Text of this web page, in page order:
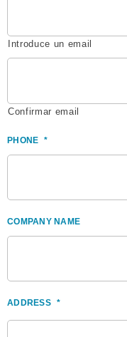
Introduce un email
Confirmar email
PHONE *
COMPANY NAME
ADDRESS *